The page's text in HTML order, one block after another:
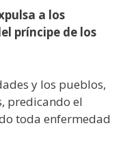
a los
príncipe de los
y los pueblos,
predicando el
toda enfermedad